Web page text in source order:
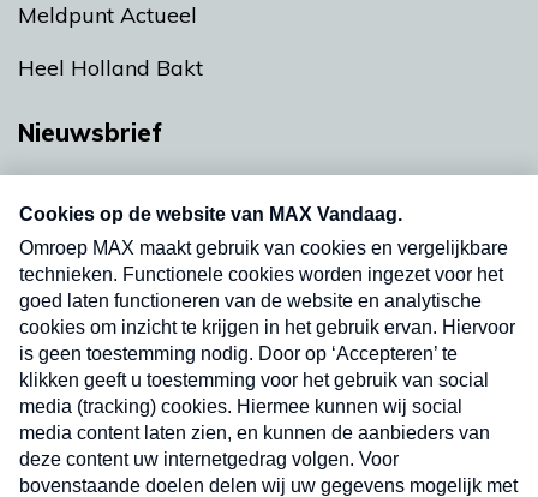
Meldpunt Actueel
Heel Holland Bakt
Nieuwsbrief
nieuwsbrief. Elke vrijdag- en dinsdagochtend in
uw mailbox.
Verzend